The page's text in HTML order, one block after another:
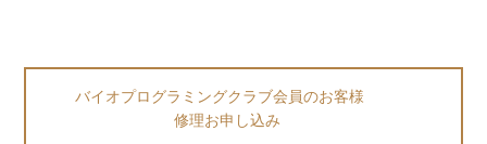
バイオプログラミングクラブ会員のお客様
修理お申し込み